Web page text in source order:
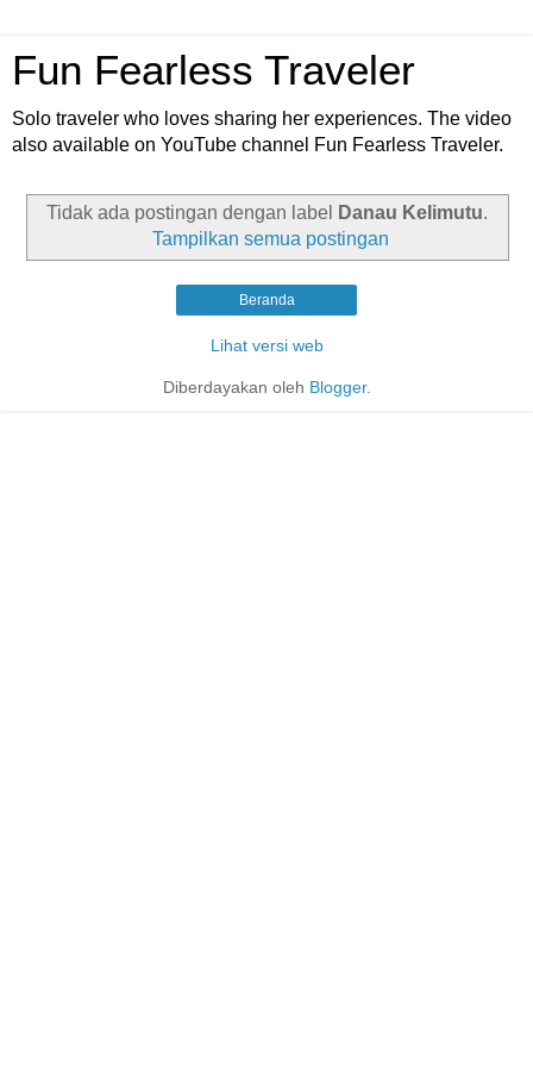
Fun Fearless Traveler
Solo traveler who loves sharing her experiences. The video
also available on YouTube channel Fun Fearless Traveler.
Tidak ada postingan dengan label Danau Kelimutu.
Tampilkan semua postingan
Beranda
Lihat versi web
Diberdayakan oleh Blogger.